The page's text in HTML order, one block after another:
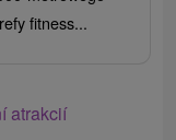
fitness...
atrakcií